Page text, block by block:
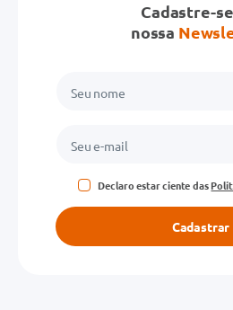
Cadastre-
nossa
Declaro estar ciente das
Cadastrar